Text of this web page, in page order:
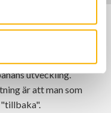
utveckling.
är att man som